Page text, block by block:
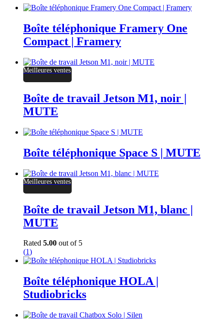
Boîte téléphonique Framery One
Compact | Framery
Meilleures ventes
Boîte de travail Jetson M1, noir |
MUTE
Boîte téléphonique Space S | MUTE
Meilleures ventes
Boîte de travail Jetson M1, blanc |
MUTE
Rated 5.00 out of 5
(1)
Boîte téléphonique HOLA |
Studiobricks